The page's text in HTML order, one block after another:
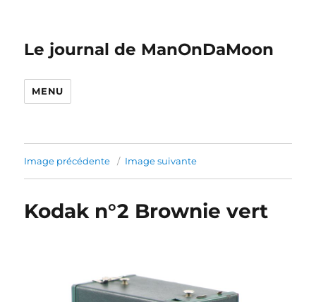
Le journal de ManOnDaMoon
MENU
Image précédente Image suivante
Kodak n°2 Brownie vert